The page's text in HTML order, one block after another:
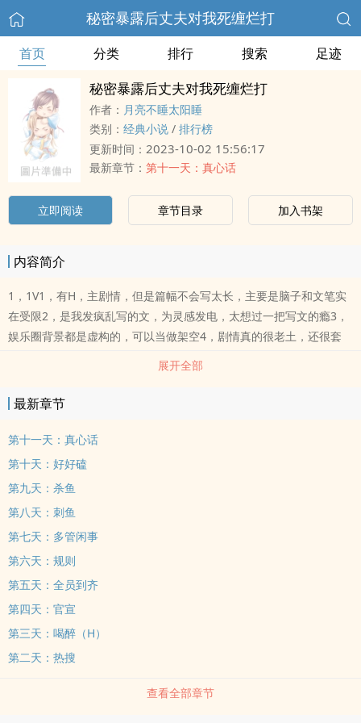
秘密暴露后丈夫对我死缠烂打
首页 分类 排行 搜索 足迹
秘密暴露后丈夫对我死缠烂打
作者： 月亮不睡太阳睡
类别： 经典小说 / 排行榜
更新时间： 2023-10-02 15:56:17
最新章节： 第十一天：真心话
立即阅读 章节目录 加入书架
内容简介
1，1V1，有H，主剧情，但是篇幅不会写太长，主要是脑子和文笔实
在受限2，是我发疯乱写的文，为灵感发电，太想过一把写文的瘾3，
娱乐圈背景都是虚构的，可以当做架空4，剧情真的很老土，还很套
路。我是土狗我先来：我最喜欢土甜土甜的文了???*姜童和傅一之当
了半年夫妻，她没告诉他其实她自己有一个隐瞒很久的秘密。傅一之
和姜童当了半年夫妻，他没告诉她其实他自己心底有个曾经在意的
一档综艺，好死不死与自己的便宜丈夫成为了搭档。姜童的小秘密暴
露前：姜童问三句，傅一之答一句。主打的就是“别问，问就是关系不
童：？＃秘密暴露后丈夫对我死缠烂打＃＃这该死的床下不熟床上熟
的关系＃
展开全部
最新章节
第十一天：真心话
第十天：好好磕
第九天：杀鱼
第八天：刺鱼
第七天：多管闲事
第六天：规则
第五天：全员到齐
第四天：官宣
第三天：喝醉（H）
第二天：热搜
查看全部章节